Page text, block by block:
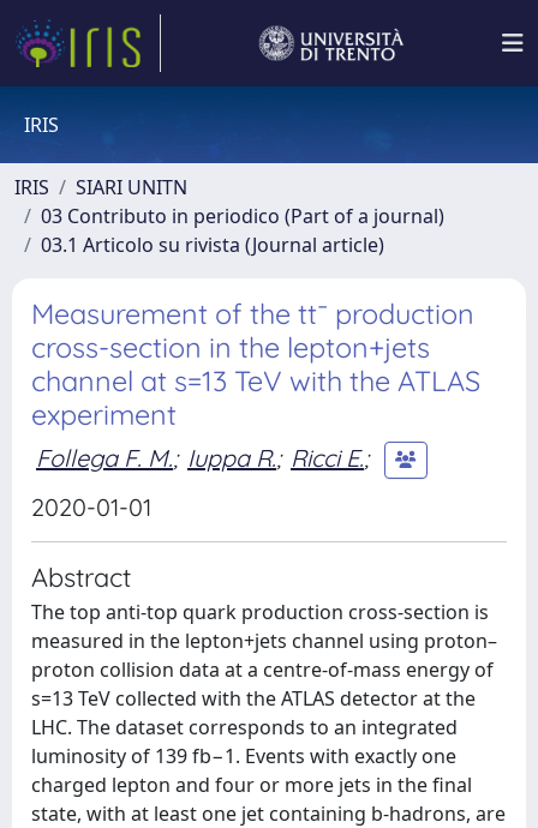
IRIS
IRIS
SIARI UNITN
03 Contributo in periodico (Part of a journal)
03.1 Articolo su rivista (Journal article)
Measurement of the tt¯ production
cross-section in the lepton+jets
channel at s=13 TeV with the ATLAS
experiment
Follega F. M.; Iuppa R.; Ricci E.;
2020-01-01
Abstract
The top anti-top quark production cross-section is
measured in the lepton+jets channel using proton–
proton collision data at a centre-of-mass energy of
s=13 TeV collected with the ATLAS detector at the
LHC. The dataset corresponds to an integrated
luminosity of 139 fb−1. Events with exactly one
charged lepton and four or more jets in the final
state, with at least one jet containing b-hadrons, are